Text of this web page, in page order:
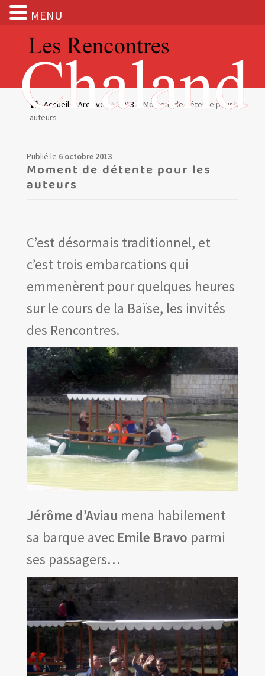
navigation
contenu
Actualités
Expositions
Les Rencontres Chaland
Hors les murs
Les amis d’Yves Chaland
LUDIBD
Accueil Archives 2013
Moment de détente pour les
auteurs
Publié le 6 octobre 2013
Moment de détente pour les
auteurs
C’est désormais traditionnel, et
c’est trois embarcations qui
emmenèrent pour quelques heures
sur le cours de la Baïse, les invités
des Rencontres.
Jérôme d’Aviau mena habilement
sa barque avec Emile Bravo parmi
ses passagers…
MENU